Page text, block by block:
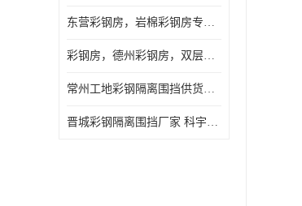
东营彩钢房，岩棉彩钢房专业制作安装
彩钢房，德州彩钢房，双层彩钢房，岩棉彩钢房供应商
常州工地彩钢隔离围挡供货商 科宇钢构工程
晋城彩钢隔离围挡厂家 科宇钢构工程